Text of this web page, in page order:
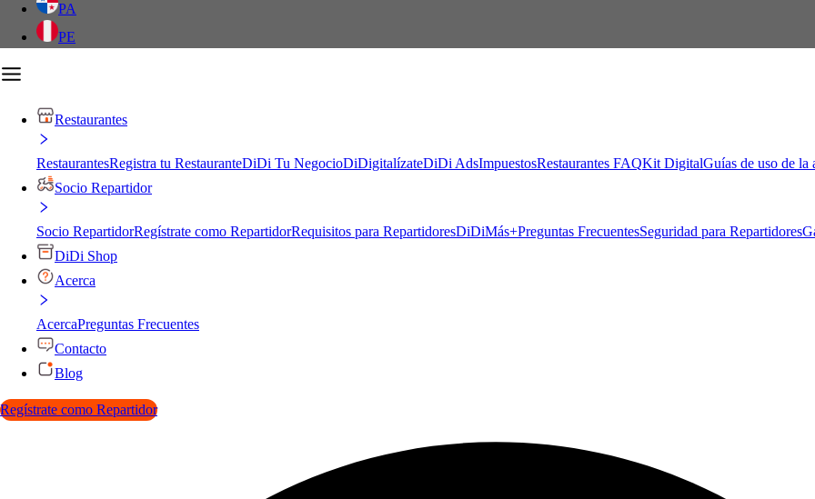
PA
PE
Restaurantes
RestaurantesRegistra tu RestauranteDiDi Tu NegocioDiDigitalízateDiDi AdsImpuestosRestaurantes FAQKit DigitalGuías de uso de la
Socio Repartidor
Socio RepartidorRegístrate como RepartidorRequisitos para RepartidoresDiDiMás+Preguntas FrecuentesSeguridad para Repartidores
DiDi Shop
Acerca
AcercaPreguntas Frecuentes
Contacto
Blog
Regístrate como Repartidor